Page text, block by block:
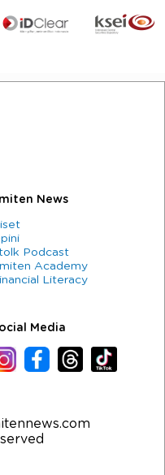
News
Podcast
Academy
Literacy
Media